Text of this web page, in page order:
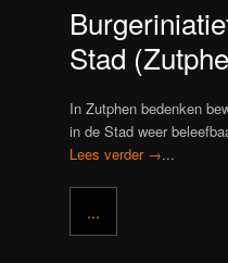
Stad
In Zutphen bedenken
in de Stad weer
Lees verder →...
...